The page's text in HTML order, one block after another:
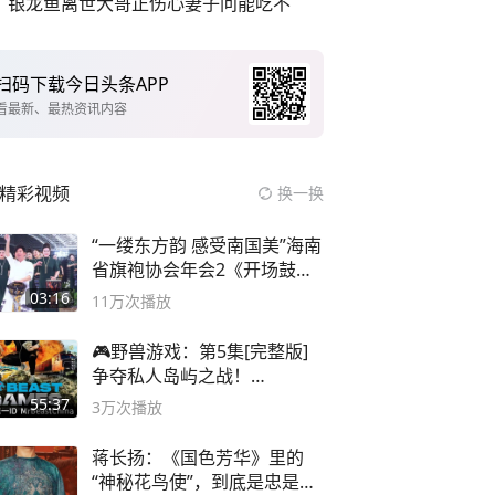
码下载今日头条APP
最新、最热资讯内容
精彩视频 换一换
03:16
“一缕东方韵 感受南国美”海南
省旗袍协会年会2《开场鼓》
二团
11万次播放
55:37
🎮野兽游戏：第5集[完整版]
争夺私人岛屿之战！
#MrBeastChina
3万次播放
蒋长扬：《国色芳华》里的
“神秘花鸟使”，到底是忠是